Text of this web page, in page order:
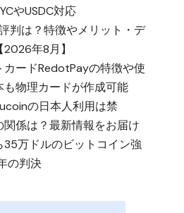
やUSDC対応
判は？特徴やメリット・デ
年8月】
ードRedotPayの特徴や使
も物理カードが作成可能
の日本人利用は禁
係は？最新情報をお届け
35万ドルのビットコイン強
の判決